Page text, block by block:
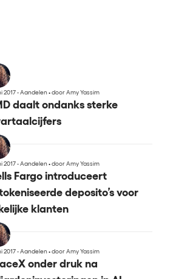
2017 - Aandelen•door Amy Yassim
daalt ondanks sterke
2017 - Aandelen•door Amy Yassim
Fargo introduceert
deposito’s voor
klanten
2017 - Aandelen•door Amy Yassim
onder druk na